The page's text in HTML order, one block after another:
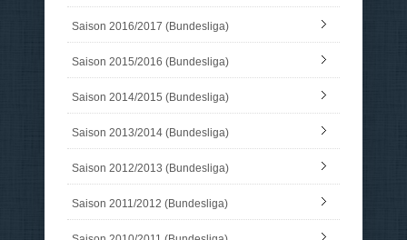
Saison 2016/2017 (Bundesliga)
Saison 2015/2016 (Bundesliga)
Saison 2014/2015 (Bundesliga)
Saison 2013/2014 (Bundesliga)
Saison 2012/2013 (Bundesliga)
Saison 2011/2012 (Bundesliga)